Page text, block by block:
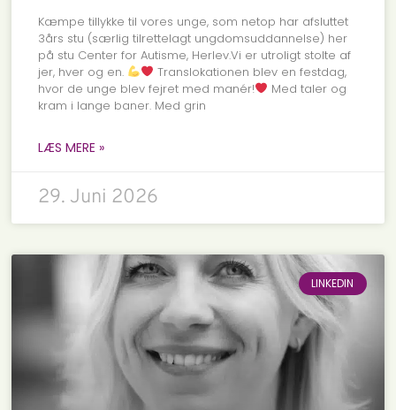
Kæmpe tillykke til vores unge, som netop har afsluttet
3års stu (særlig tilrettelagt ungdomsuddannelse) her
på stu Center for Autisme, Herlev.Vi er utroligt stolte af
jer, hver og en.
Translokationen blev en festdag,
hvor de unge blev fejret med manér!
Med taler og
kram i lange baner. Med grin
LÆS MERE »
29. Juni 2026
LINKEDIN